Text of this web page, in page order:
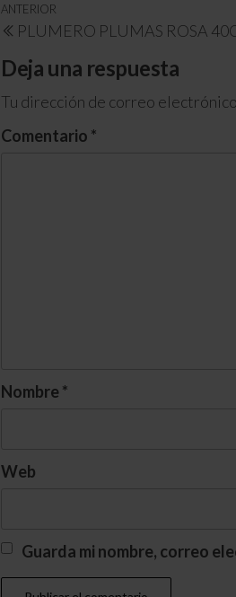
ANTERIOR
PLUMERO PLUMAS ROSA
Deja una respuesta
Tu dirección de correo
Comentario *
Nombre *
Web
Guarda mi nombre, correo